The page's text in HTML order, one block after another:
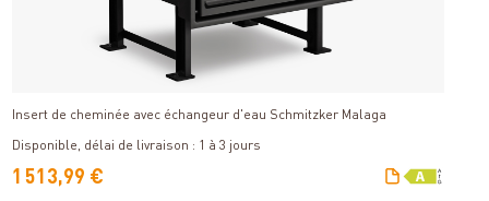
Détails
Insert de cheminée avec échangeur d'eau Schmitzker Malaga
Disponible, délai de livraison : 1 à 3 jours
1 513,99 €